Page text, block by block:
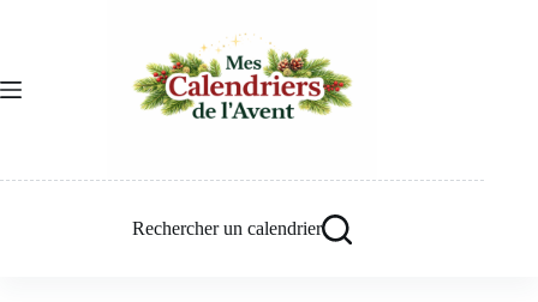
Rechercher un calendrier